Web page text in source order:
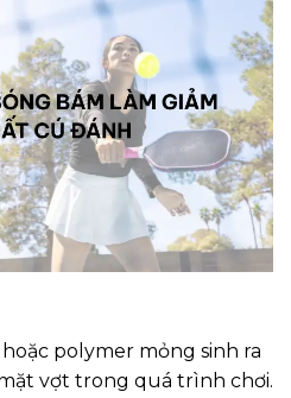
polymer mỏng sinh ra
vợt trong quá trình chơi.